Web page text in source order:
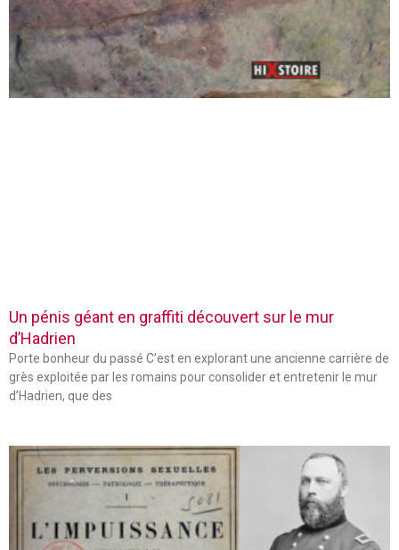
Un pénis géant en graffiti découvert sur le mur
d’Hadrien
Porte bonheur du passé C’est en explorant une ancienne carrière de
grès exploitée par les romains pour consolider et entretenir le mur
d’Hadrien, que des